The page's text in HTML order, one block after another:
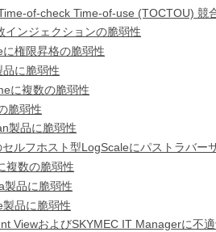
of-check Time-of-use (TOCTOU) 競
インジェクションの脆弱性
に権限昇格の脆弱性
品に脆弱性
に複数の脆弱性
脆弱性
製品に脆弱性
セルフホスト型LogScaleにパストラバー
複数の脆弱性
製品に脆弱性
製品に脆弱性
ViewおよびSKYMEC IT Managerに不